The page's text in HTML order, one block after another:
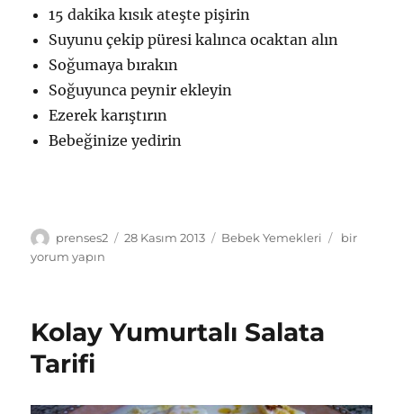
15 dakika kısık ateşte pişirin
Suyunu çekip püresi kalınca ocaktan alın
Soğumaya bırakın
Soğuyunca peynir ekleyin
Ezerek karıştırın
Bebeğinize yedirin
Yazar
prenses2
Yayın
28 Kasım 2013 Kategoriler
Bebek Yemekleri
Kirazlı
bir
yorum yapın
Kolay Yumurtalı Salata
Tarifi